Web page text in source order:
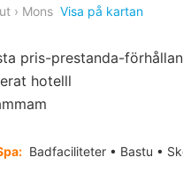
› Mons Visa på kartan
pris-prestanda-
hotelll
Badfaciliteter • Bastu •